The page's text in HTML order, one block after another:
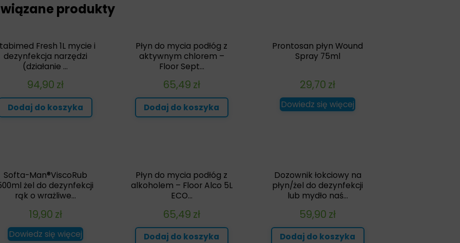
produkty
Fresh 1L mycie i
dezynfekcja narzędzi
(działanie ...
94,90 zł
Dodaj do koszyka
Płyn do mycia podłóg z
aktywnym chlorem –
Floor Sept...
65,49 zł
Dodaj do koszyka
Prontosan płyn Wound
Spray 75ml
29,70 zł
Dowiedz się więcej
Softa-Man®ViscoRub
żel do dezynfekcji
rąk o wrażliwe...
19,90 zł
Dowiedz się więcej
Płyn do mycia podłóg z
alkoholem – Floor Alco 5L
ECO...
65,49 zł
Dodaj do koszyka
Dozownik łokciowy na
płyn/żel do dezynfekcji
lub mydło naś...
59,90 zł
Dodaj do koszyka